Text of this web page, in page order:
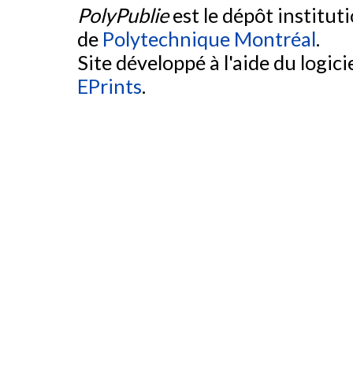
PolyPublieest le dépôt
de Polytechnique Montréal.
Site développé à l'aide du
EPrints.